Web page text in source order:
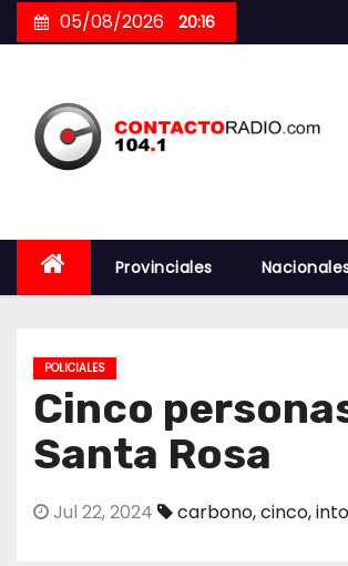
to
05/08/2026 20:16
Provinciales
POLICIALES
Cinco
Santa Rosa
Jul 22, 2024 carbono,cinco,